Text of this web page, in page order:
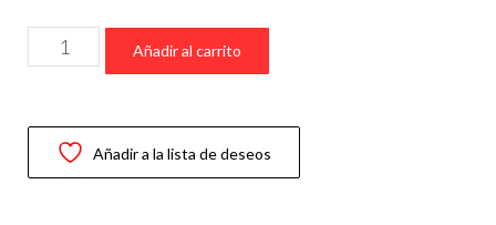
hasta
9,95 €
Taza
Hamm
“Los
verdaderos
Añadir al carrito
Añadir a la lista de deseos